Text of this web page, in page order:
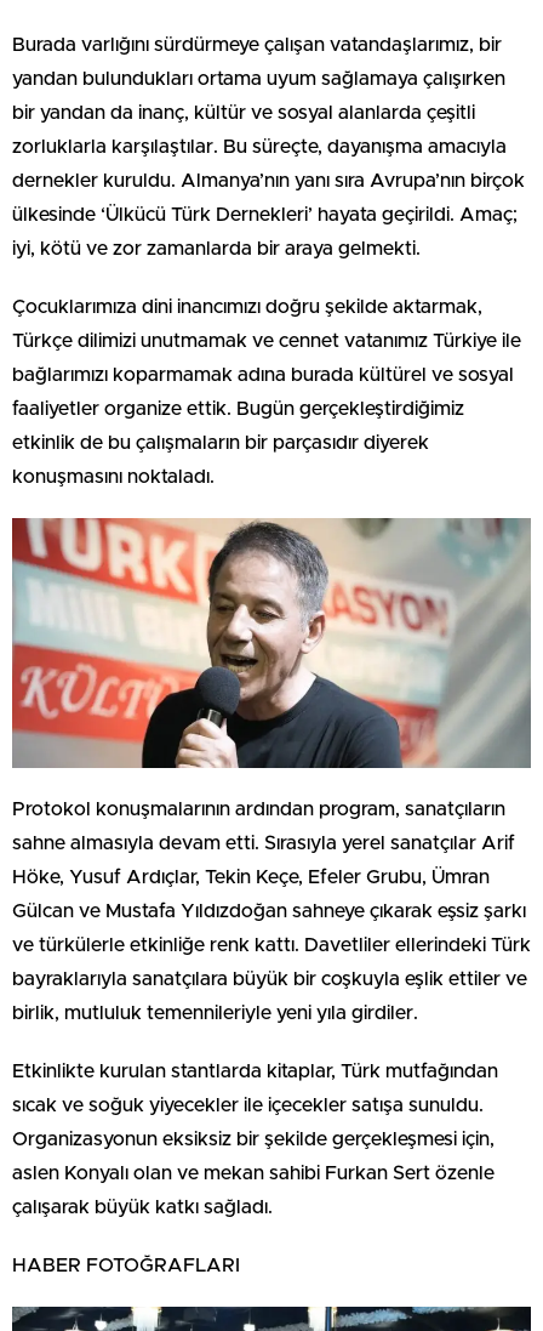
Burada varlığını sürdürmeye çalışan vatandaşlarımız, bir
yandan bulundukları ortama uyum sağlamaya çalışırken
bir yandan da inanç, kültür ve sosyal alanlarda çeşitli
zorluklarla karşılaştılar. Bu süreçte, dayanışma amacıyla
dernekler kuruldu. Almanya’nın yanı sıra Avrupa’nın birçok
ülkesinde ‘Ülkücü Türk Dernekleri’ hayata geçirildi. Amaç;
iyi, kötü ve zor zamanlarda bir araya gelmekti.
Çocuklarımıza dini inancımızı doğru şekilde aktarmak,
Türkçe dilimizi unutmamak ve cennet vatanımız Türkiye ile
bağlarımızı koparmamak adına burada kültürel ve sosyal
faaliyetler organize ettik. Bugün gerçekleştirdiğimiz
etkinlik de bu çalışmaların bir parçasıdır diyerek
konuşmasını noktaladı.
Protokol konuşmalarının ardından program, sanatçıların
sahne almasıyla devam etti. Sırasıyla yerel sanatçılar Arif
Höke, Yusuf Ardıçlar, Tekin Keçe, Efeler Grubu, Ümran
Gülcan ve Mustafa Yıldızdoğan sahneye çıkarak eşsiz şarkı
ve türkülerle etkinliğe renk kattı. Davetliler ellerindeki Türk
bayraklarıyla sanatçılara büyük bir coşkuyla eşlik ettiler ve
birlik, mutluluk temennileriyle yeni yıla girdiler.
Etkinlikte kurulan stantlarda kitaplar, Türk mutfağından
sıcak ve soğuk yiyecekler ile içecekler satışa sunuldu.
Organizasyonun eksiksiz bir şekilde gerçekleşmesi için,
aslen Konyalı olan ve mekan sahibi Furkan Sert özenle
çalışarak büyük katkı sağladı.
HABER FOTOĞRAFLARI